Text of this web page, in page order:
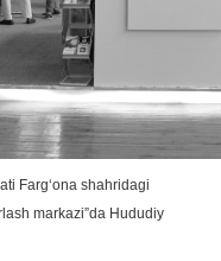
Fargʻona shahridagi
markazi”da Hududiy